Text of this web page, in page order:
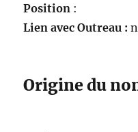
Position :
Lien avec Outreau :
Origine du